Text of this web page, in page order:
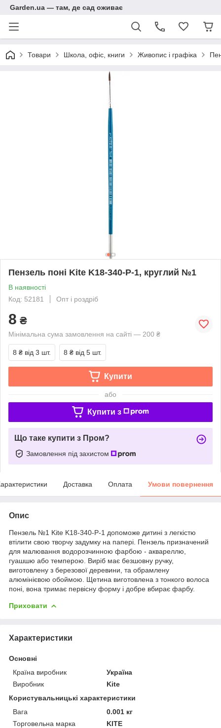
Garden.ua — там, де сад оживає
Товари Школа, офіс, книги Живопис і графіка
Пензель поні Kite K18-340-P-1, круглий №1
В наявності
Код: 52181
Опт і роздріб
8 ₴
Мінімальна сума замовлення на сайті — 200 ₴
8 ₴ від 3 шт. 8 ₴ від 5 шт.
Купити
або
Купити з
Що таке купити з Пром?
Замовлення під захистом
Доставка Оплата Умови повернення
Опис
Пензель №1 Kite K18-340-P-1 допоможе дитині з легкістю
втілити свою творчу задумку на папері. Пензель призначений
для малювання водорозчинною фарбою - аквареллю,
гуашшю або темперою. Виріб має безшовну ручку,
виготовлену з березової деревини, та обрамлену
алюмінієвою обоймою. Щетина виготовлена з тонкого волоса
поні, вона тримає первісну форму і добре вбирає фарбу.
Приховати
Характеристики
Основні
Країна виробник
Україна
Виробник
Kite
Користувальницькі характеристики
Вага
0.001 кг
Торговельна марка
KITE